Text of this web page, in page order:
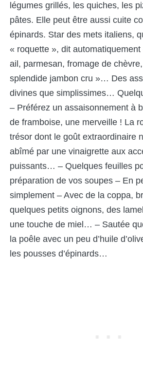
légumes grillés, les quiches, les
pâtes. Elle peut être aussi cuite
épinards. Star des mets italiens,
« roquette », dit automatiquement
ail, parmesan, fromage de
splendide jambon cru »… Des
divines que simplissimes…
– Préférez un assaisonnement à
de framboise, une merveille ! La
trésor dont le goût extraordinaire
abîmé par une vinaigrette aux
puissants… – Quelques feuilles
préparation de vos soupes – En
simplement – Avec de la coppa,
quelques petits oignons, des
une touche de miel… – Sautée
la poêle avec un peu d’huile
les pousses d’épinards…